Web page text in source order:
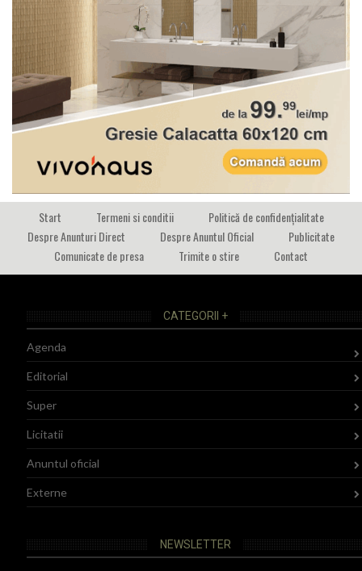
Start Termeni si conditii
Politică de confidențialitate
Despre Anunturi Direct
Despre Anuntul Oficial
Publicitate
Comunicate de presa
Trimite o stire Contact
CATEGORII +
Agenda
Editorial
Super
Licitatii
Anuntul oficial
Externe
NEWSLETTER